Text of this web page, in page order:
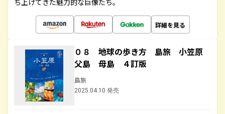
ち上げてきた魅力的な巨像たち。
詳細を見る
０８ 地球の歩き方 島旅 小笠原
父島 母島 ４訂版
島旅
2025.04.10 発売